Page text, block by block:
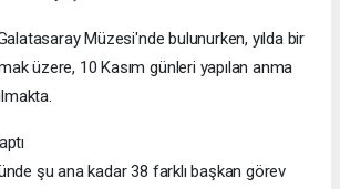
Müzesi'nde bulunurken, yılda bir
üzere, 10 Kasım günleri yapılan anma
şu ana kadar 38 farklı başkan görev